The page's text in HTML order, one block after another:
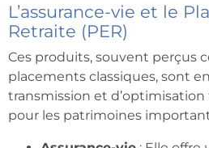
L’assurance-vie et le
Retraite (PER)
Ces produits, souvent perçus
placements classiques, sont
transmission et
pour les patrimoines